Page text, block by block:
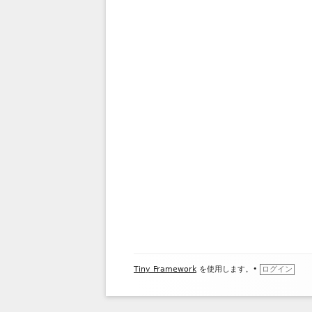
フ
Tiny Framework を使用します。 • ログイン